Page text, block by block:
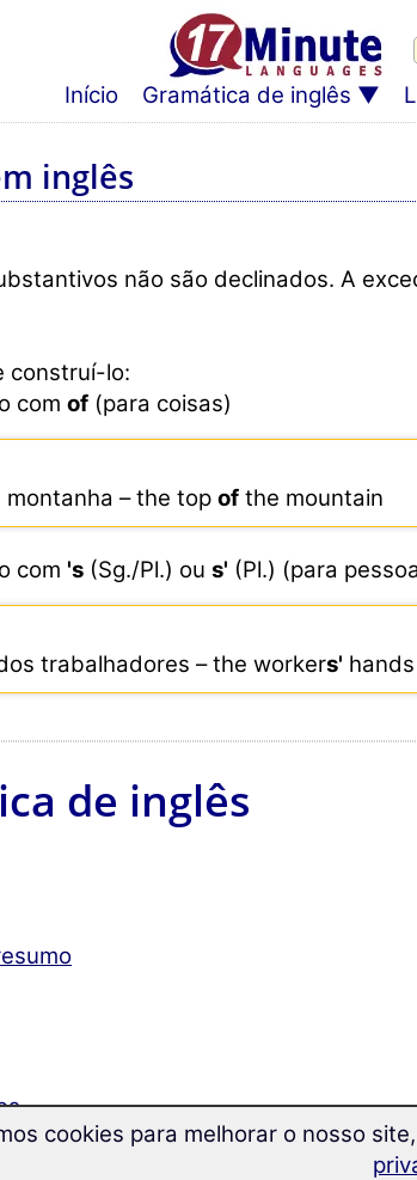
Início Gramática de inglês
inglês
não são declinados. A
construí-lo:
com of (para coisas)
montanha – the top of the mountain
com 's (Sg./Pl.) ou s' (Pl.) (para
trabalhadores – the workers' hands
de inglês
cookies para melhorar o nosso